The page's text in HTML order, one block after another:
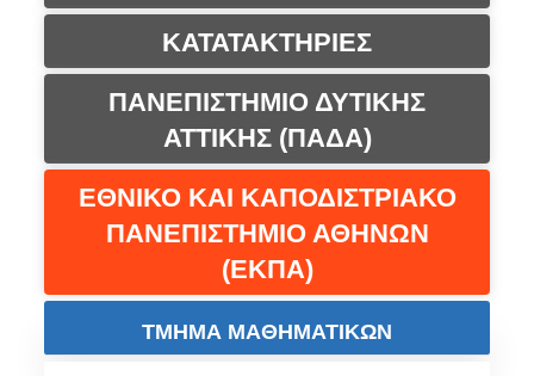
ΚΑΤΑΤΑΚΤΗΡΙΕΣ
ΠΑΝΕΠΙΣΤΗΜΙΟ ΔΥΤΙΚΗΣ
ΑΤΤΙΚΗΣ (ΠΑΔΑ)
ΕΘΝΙΚΟ ΚΑΙ ΚΑΠΟΔΙΣΤΡΙΑΚΟ
ΠΑΝΕΠΙΣΤΗΜΙΟ ΑΘΗΝΩΝ
(ΕΚΠΑ)
ΤΜΗΜΑ ΜΑΘΗΜΑΤΙΚΩΝ